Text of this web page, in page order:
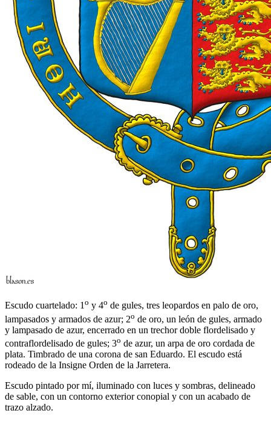
Escudo cuartelado: 1o y 4o de gules, tres leopardos en palo de oro,
lampasados y armados de azur; 2o de oro, un león de gules, armado
y lampasado de azur, encerrado en un trechor doble flordelisado y
contraflordelisado de gules; 3o de azur, un arpa de oro cordada de
plata. Timbrado de una corona de san Eduardo. El escudo está
rodeado de la Insigne Orden de la Jarretera.
Escudo pintado por mí, iluminado con luces y sombras, delineado
de sable, con un contorno exterior conopial y con un acabado de
trazo alzado.